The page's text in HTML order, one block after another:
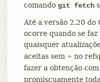
comando git fetch
Até a versão 2.20 do
ocorre quando se faz
quaisquer
aceitas sem + no
fazer a obtenção com
promiscuamente